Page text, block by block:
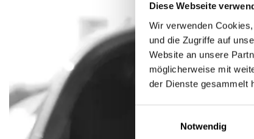
Diese Webseite
Wir verwenden
und die Zugriffe auf
Website an unsere
möglicherweise mit
der Dienste gesammelt
Notwendig